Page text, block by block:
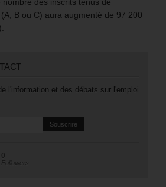
B ou C) aura augmenté de 97 200
l'information et des débats sur l'emploi
0
Followers